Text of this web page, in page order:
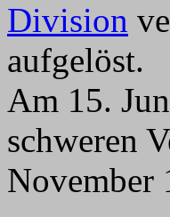
Division
aufgelöst.
Am 15.
schweren
November